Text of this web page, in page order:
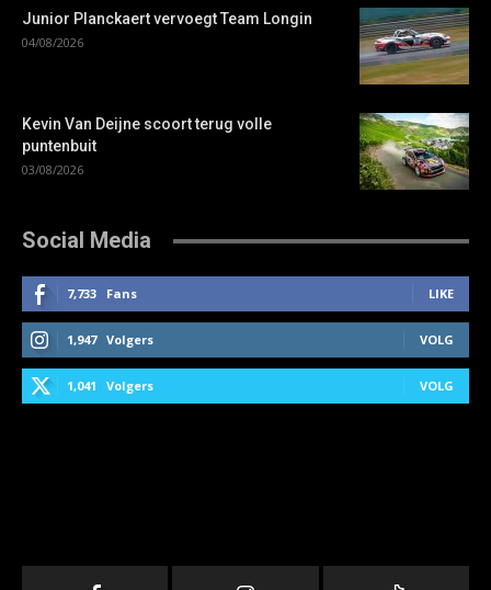
Junior Planckaert vervoegt Team Longin
04/08/2026
Kevin Van Deijne scoort terug volle
puntenbuit
03/08/2026
Social Media
7,733 Fans LIKE
1,947 Volgers VOLG
1,041 Volgers VOLG